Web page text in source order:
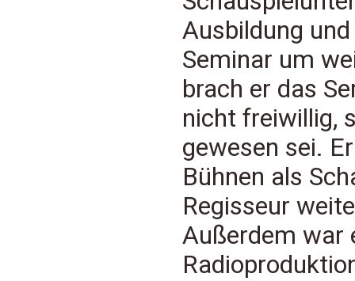
Ausbildung
Seminar um
brach er das
nicht freiwillig,
gewesen sei.
Bühnen als
Regisseur
Außerdem war